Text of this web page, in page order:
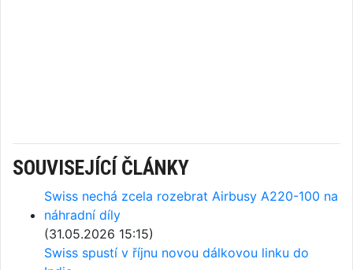
SOUVISEJÍCÍ ČLÁNKY
Swiss nechá zcela rozebrat Airbusy A220-100 na
náhradní díly
(31.05.2026 15:15)
Swiss spustí v říjnu novou dálkovou linku do